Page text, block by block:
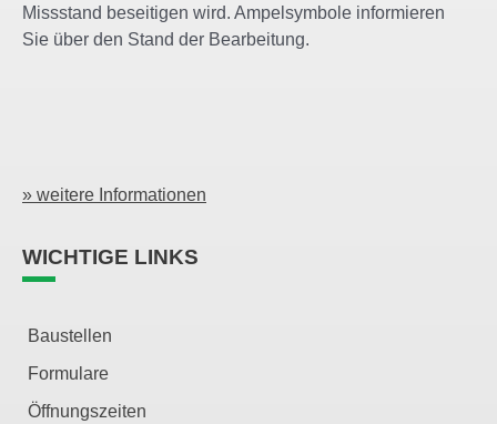
Missstand beseitigen wird. Ampelsymbole informieren
Sie über den Stand der Bearbeitung.
» weitere Informationen
WICHTIGE LINKS
Baustellen
Formulare
Öffnungszeiten